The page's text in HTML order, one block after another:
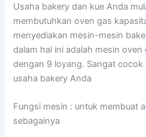
Usaha bakery dan kue Anda
membutuhkan oven gas
menyediakan mesin-mesin
dalam hal ini adalah mesin
dengan 9 loyang. Sangat
usaha bakery Anda
Fungsi mesin : untuk membuat
sebagainya